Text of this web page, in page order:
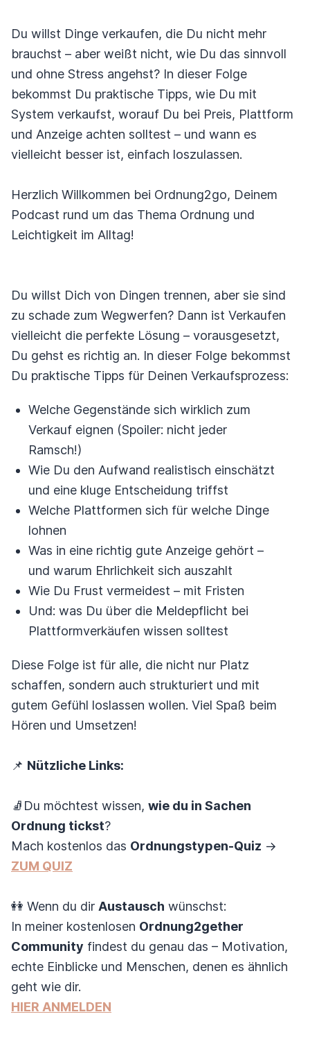
Du willst Dinge verkaufen, die Du nicht mehr
brauchst – aber weißt nicht, wie Du das sinnvoll
und ohne Stress angehst? In dieser Folge
bekommst Du praktische Tipps, wie Du mit
System verkaufst, worauf Du bei Preis, Plattform
und Anzeige achten solltest – und wann es
vielleicht besser ist, einfach loszulassen.
Herzlich Willkommen bei Ordnung2go, Deinem
Podcast rund um das Thema Ordnung und
Leichtigkeit im Alltag!
Du willst Dich von Dingen trennen, aber sie sind
zu schade zum Wegwerfen? Dann ist Verkaufen
vielleicht die perfekte Lösung – vorausgesetzt,
Du gehst es richtig an. In dieser Folge bekommst
Du praktische Tipps für Deinen Verkaufsprozess:
Welche Gegenstände sich wirklich zum
Verkauf eignen (Spoiler: nicht jeder
Ramsch!)
Wie Du den Aufwand realistisch einschätzt
und eine kluge Entscheidung triffst
Welche Plattformen sich für welche Dinge
lohnen
Was in eine richtig gute Anzeige gehört –
und warum Ehrlichkeit sich auszahlt
Wie Du Frust vermeidest – mit Fristen
Und: was Du über die Meldepflicht bei
Plattformverkäufen wissen solltest
Diese Folge ist für alle, die nicht nur Platz
schaffen, sondern auch strukturiert und mit
gutem Gefühl loslassen wollen. Viel Spaß beim
Hören und Umsetzen!
📌 Nützliche Links:
🧦Du möchtest wissen, wie du in Sachen
Ordnung tickst?
Mach kostenlos das Ordnungstypen-Quiz →
ZUM QUIZ
👭 Wenn du dir Austausch wünschst:
In meiner kostenlosen Ordnung2gether
Community findest du genau das – Motivation,
echte Einblicke und Menschen, denen es ähnlich
geht wie dir.
HIER ANMELDEN